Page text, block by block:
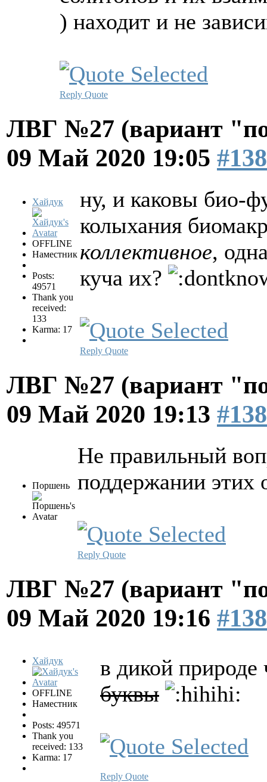
) находит и не
Reply Quote
ЛВГ №27 (вариант
09 Май 2020 19:05
Хайдук
OFFLINE
Наместник
Posts:
49571
Thank you
received:
133
Karma: 17
ну, и каковы био-
колыхания
коллективное,
куча их?
Reply Quote
ЛВГ №27 (вариант
09 Май 2020 19:13
Поршень
Не правильный
поддержании этих
Reply Quote
ЛВГ №27 (вариант
09 Май 2020 19:16
Хайдук
OFFLINE
Наместник
Posts: 49571
Thank you
received: 133
Karma: 17
в дикой
буквы
Reply Quote